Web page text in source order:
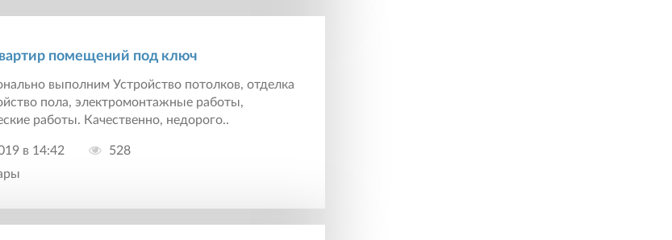
помещений под ключ
выполним Устройство потолков, отделка
пола, электромонтажные работы,
работы. Качественно, недорого..
в 14:42
528